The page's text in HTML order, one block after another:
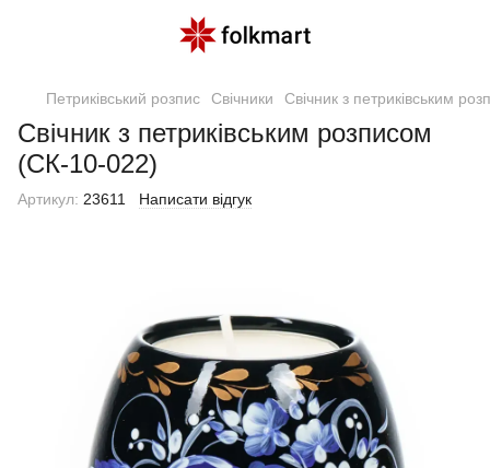
Петриківський розпис Свічники Свічник з петриківським
Свічник з петриківським розписом
(СК-10-022)
Артикул: 23611 Написати відгук